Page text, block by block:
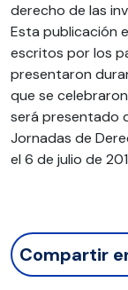
derecho de las
Esta publicación
escritos por los
presentaron
que se
será presentado
Jornadas de
el 6 de julio de
Compartir